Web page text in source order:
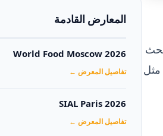
مثل
المعارض القادمة
World Food Moscow 2026
تفاصيل المعرض ←
SIAL Paris 2026
تفاصيل المعرض ←